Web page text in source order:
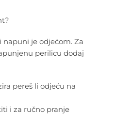
je odjećom. Za
perilicu dodaj
pereš li odjeću na
i za ručno pranje